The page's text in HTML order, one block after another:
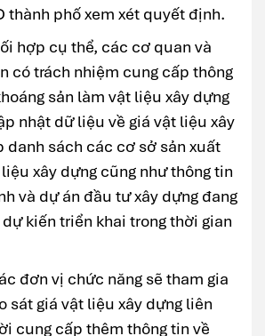
thành phố xem xét quyết định.
hợp cụ thể, các cơ quan và
có trách nhiệm cung cấp thông
sản làm vật liệu xây dựng
nhật dữ liệu về giá vật liệu xây
danh sách các cơ sở sản xuất
xây dựng cũng như thông tin
và dự án đầu tư xây dựng đang
kiến triển khai trong thời gian
đơn vị chức năng sẽ tham gia
sát giá vật liệu xây dựng liên
cung cấp thêm thông tin về